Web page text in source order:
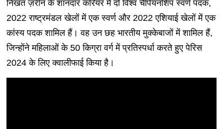
निखत ज़रीन के शानदार करियर में दो विश्व चैंपियनशिप स्वर्ण पदक,
2022 राष्ट्रमंडल खेलों में एक स्वर्ण और 2022 एशियाई खेलों में एक
कांस्य पदक शामिल हैं। वह उन छह भारतीय मुक्केबाजों में शामिल हैं,
जिन्होंने महिलाओं के 50 किग्रा वर्ग में प्रतिस्पर्धा करते हुए पेरिस
2024 के लिए क्वालीफाई किया है।